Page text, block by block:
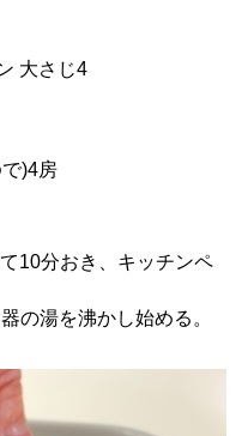
大さじ4
)4房
10分おき、キッチンペ
の湯を沸かし始める。